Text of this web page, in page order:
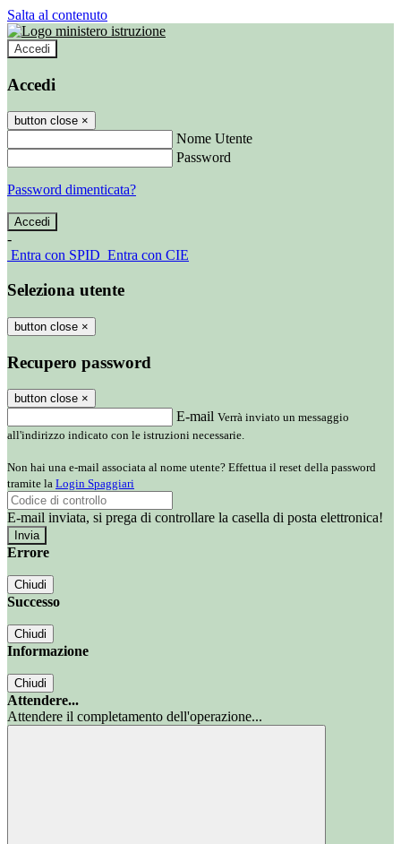
Salta al contenuto
Accedi
Accedi
button close ×
Nome Utente
Password
Password dimenticata?
-
Entra con SPID Entra con CIE
Seleziona utente
button close ×
Recupero password
button close ×
E-mail Verrà inviato un messaggio
all'indirizzo indicato con le istruzioni necessarie.
Non hai una e-mail associata al nome utente? Effettua il reset della password
tramite la Login Spaggiari
E-mail inviata, si prega di controllare la casella di posta elettronica!
Errore
Chiudi
Successo
Chiudi
Informazione
Chiudi
Attendere...
Attendere il completamento dell'operazione...